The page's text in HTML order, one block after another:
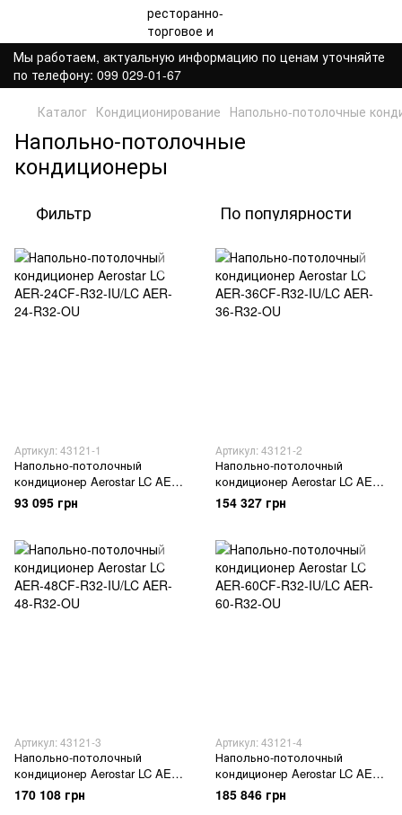
Мы работаем, актуальную информацию по ценам уточняйте
по телефону: 099 029-01-67
Каталог Кондиционирование Напольно-потолочные
Напольно-потолочные
кондиционеры
Фильтр По популярности
Артикул: 43121-1
Напольно-потолочный
кондиционер Aerostar LC AER-
24CF-R32-IU/LC AER-24-R32-
OU
93 095 грн
Артикул: 43121-2
Напольно-потолочный
кондиционер Aerostar LC AER-
36CF-R32-IU/LC AER-36-R32-
OU
154 327 грн
Артикул: 43121-3
Напольно-потолочный
кондиционер Aerostar LC AER-
48CF-R32-IU/LC AER-48-R32-
OU
170 108 грн
Артикул: 43121-4
Напольно-потолочный
кондиционер Aerostar LC AER-
60CF-R32-IU/LC AER-60-R32-
OU
185 846 грн